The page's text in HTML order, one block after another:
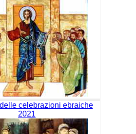
celebrazioni ebraiche
2021